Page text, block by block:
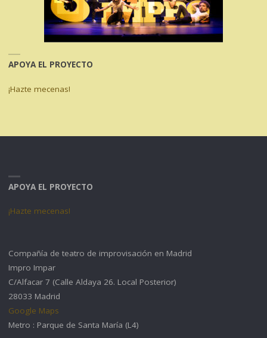
APOYA EL PROYECTO
¡Hazte mecenas!
APOYA EL PROYECTO
¡Hazte mecenas!
Compañía de teatro de improvisación en Madrid
Impro Impar
C/Alfacar 7 (Calle Aldaya 26. Local Posterior)
28033 Madrid
Google Maps
Metro : Parque de Santa María (L4)